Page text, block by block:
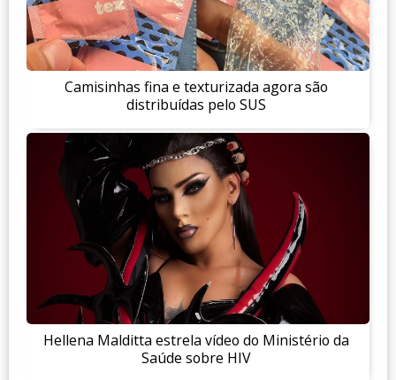
Camisinhas fina e texturizada agora são
distribuídas pelo SUS
Hellena Malditta estrela vídeo do Ministério da
Saúde sobre HIV